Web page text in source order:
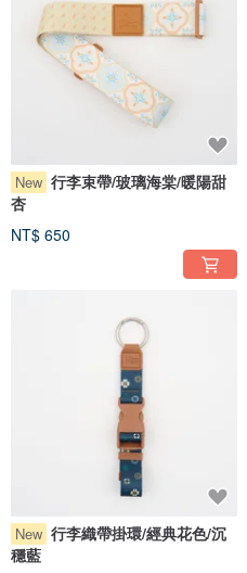
New 行李束帶/玻璃海棠/暖陽甜
杏
NT$ 650
New 行李織帶掛環/經典花色/沉
穩藍